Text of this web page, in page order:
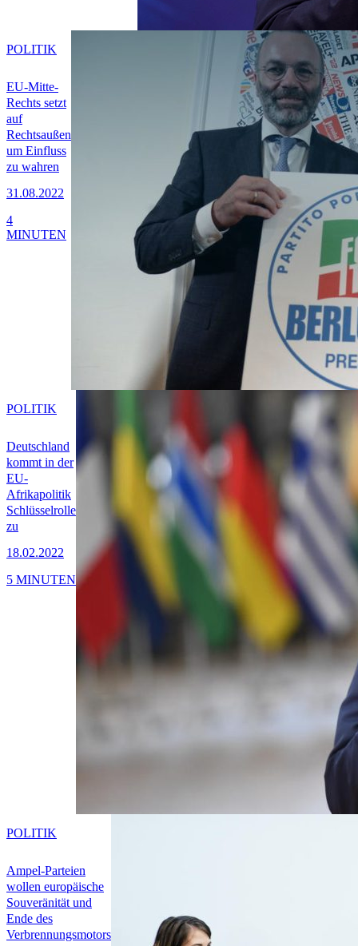
EU-Mitte-
Rechts setzt
auf
Rechtsaußen
um Einfluss
zu wahren
31.08.2022
POLITIK
4
MINUTEN
Deutschland
kommt in der
EU-
Afrikapolitik
Schlüsselrolle
zu
18.02.2022
POLITIK
5 MINUTEN
Ampel-Parteien
wollen europäische
Souveränität und
Ende des
Verbrennungsmotors
POLITIK